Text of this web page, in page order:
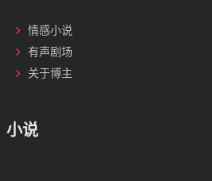
情感小说
有声剧场
关于博主
小说